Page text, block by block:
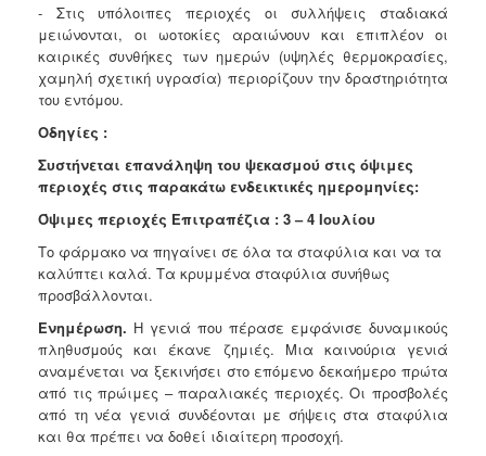
- Στις υπόλοιπες περιοχές οι συλλήψεις σταδιακά
μειώνονται, οι ωοτοκίες αραιώνουν και επιπλέον οι
καιρικές συνθήκες των ημερών (υψηλές θερμοκρασίες,
χαμηλή σχετική υγρασία) περιορίζουν την δραστηριότητα
του εντόμου.
Οδηγίες :
Συστήνεται επανάληψη του ψεκασμού στις όψιμες
περιοχές στις παρακάτω ενδεικτικές ημερομηνίες:
Όψιμες περιοχές Επιτραπέζια : 3 – 4 Ιουλίου
Το φάρμακο να πηγαίνει σε όλα τα σταφύλια και να τα
καλύπτει καλά. Τα κρυμμένα σταφύλια συνήθως
προσβάλλονται.
Ενημέρωση. Η γενιά που πέρασε εμφάνισε δυναμικούς
πληθυσμούς και έκανε ζημιές. Mια καινούρια γενιά
αναμένεται να ξεκινήσει στο επόμενο δεκαήμερο πρώτα
από τις πρώιμες – παραλιακές περιοχές. Oι προσβολές
από τη νέα γενιά συνδέονται με σήψεις στα σταφύλια
και θα πρέπει να δοθεί ιδιαίτερη προσοχή.